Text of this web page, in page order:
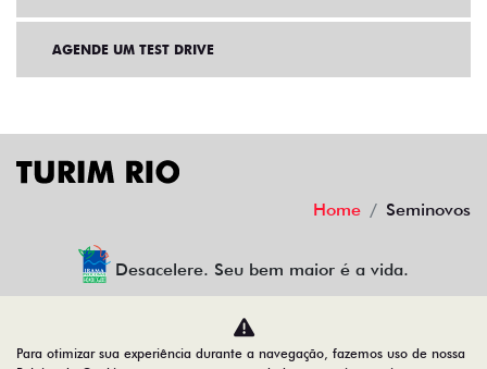
AGENDE UM TEST DRIVE
Home Seminovos
Desacelere. Seu bem maior é a vida.
Para otimizar sua experiência durante a navegação, fazemos uso de nossa